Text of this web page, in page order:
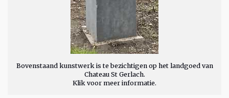
Bovenstaand kunstwerk is te bezichtigen op het landgoed van
Chateau St Gerlach.
Klik voor meer informatie.